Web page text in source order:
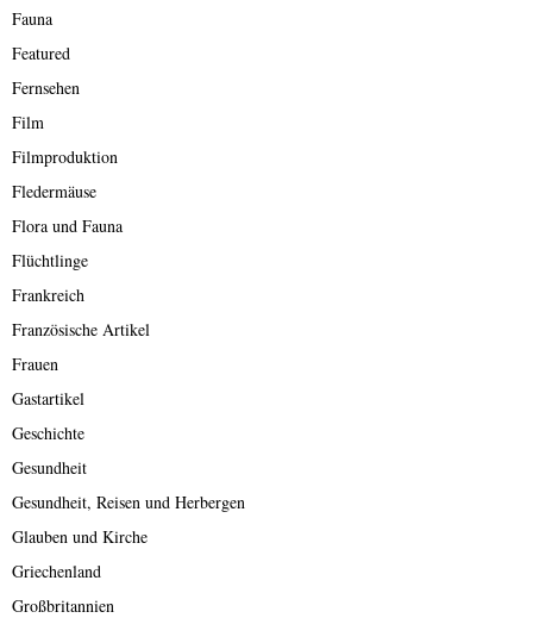
Fauna
Featured
Fernsehen
Film
Filmproduktion
Fledermäuse
Flora und Fauna
Flüchtlinge
Frankreich
Französische Artikel
Frauen
Gastartikel
Geschichte
Gesundheit
Gesundheit, Reisen und Herbergen
Glauben und Kirche
Griechenland
Großbritannien